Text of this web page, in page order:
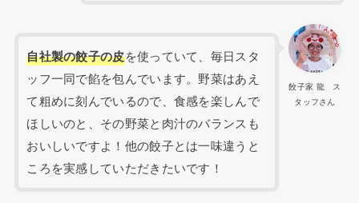
餃子家 龍 ス
タッフさん
自社製の餃子の皮を使っていて、毎日スタ
ッフ一同で餡を包んでいます。野菜はあえ
て粗めに刻んでいるので、食感を楽しんで
ほしいのと、その野菜と肉汁のバランスも
おいしいですよ！他の餃子とは一味違うと
ころを実感していただきたいです！